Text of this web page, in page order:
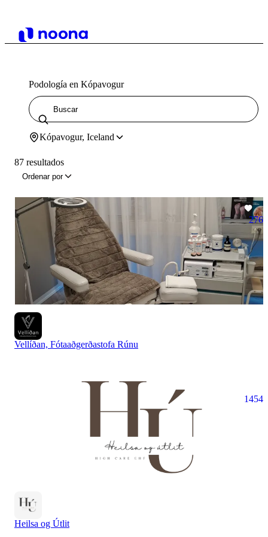
Podología en Kópavogur
Kópavogur, Iceland
87 resultados
Ordenar por
276
Vellíðan, Fótaaðgerðastofa Rúnu
1454
Heilsa og Útlit